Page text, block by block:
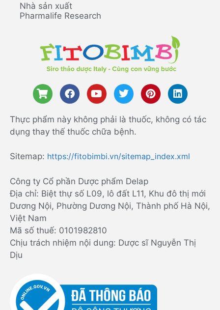
Nhà sản xuất
Pharmalife Research
Thực phẩm này không phải là thuốc, không có tác
dụng thay thế thuốc chữa bệnh.
Sitemap: https://fitobimbi.vn/sitemap_index.xml
Công ty Cổ phần Dược phẩm Delap
Địa chỉ: Biệt thự số L09, lô đất L11, Khu đô thị mới
Dương Nội, Phường Dương Nội, Thành phố Hà Nội,
Việt Nam
Mã số thuế: 0101982810
Chịu trách nhiệm nội dung: Dược sĩ Nguyễn Thị
Dịu